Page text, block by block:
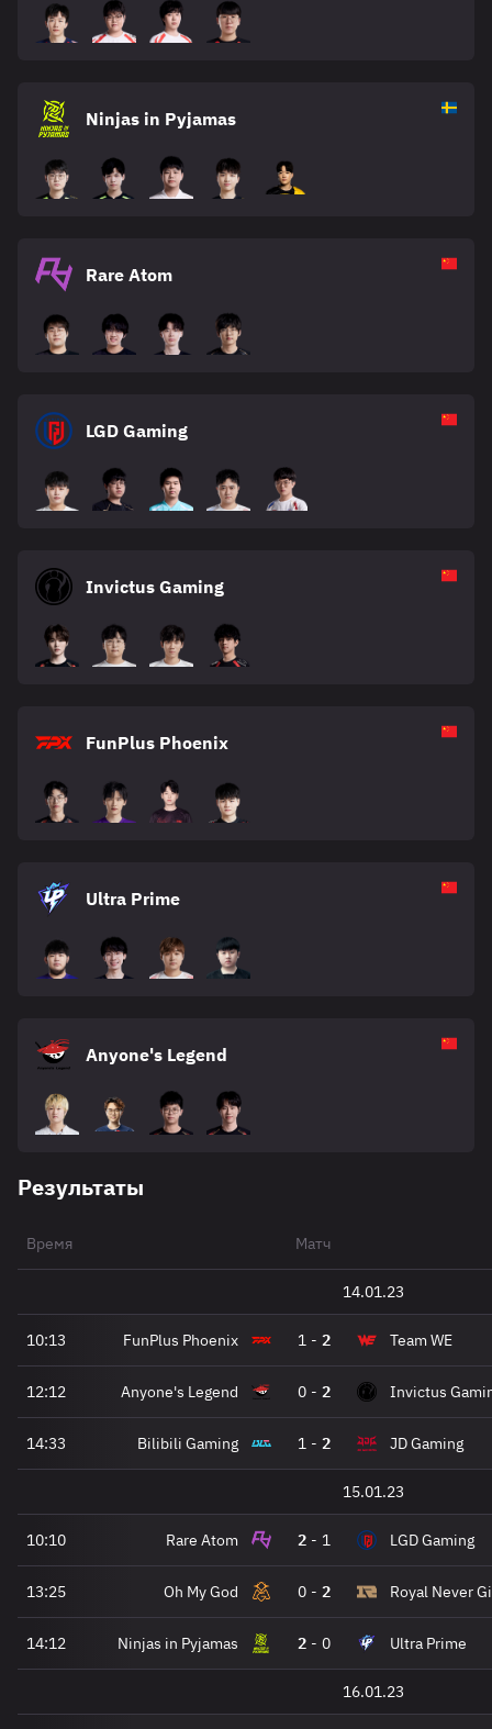
Ninjas in Pyjamas
Rare Atom
LGD Gaming
Invictus Gaming
FunPlus Phoenix
Ultra Prime
Anyone's Legend
Результаты
Время Матч
14.01.23
10:13 FunPlus Phoenix 1 - 2 Team WE
12:12 Anyone's Legend 0 - 2 Invictus
14:33 Bilibili Gaming 1 - 2 JD Gaming
15.01.23
10:10 Rare Atom 2 - 1 LGD Gaming
13:25 Oh My God 0 - 2 Royal Never
14:12 Ninjas in Pyjamas 2 - 0 Ultra Prime
16.01.23